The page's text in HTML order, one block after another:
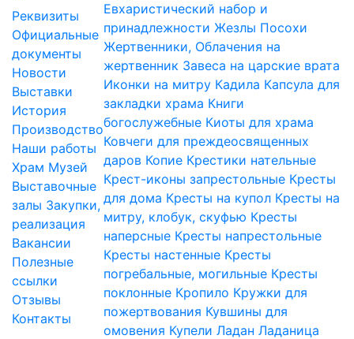
Реквизиты
Официальные
документы
Новости
Выставки
История
Производство
Наши работы
Храм Музей
Выставочные
залы Закупки,
реализация
Вакансии
Полезные
ссылки
Отзывы
Контакты
Евхаристический набор и
принадлежности Жезлы Посохи
Жертвенники, Облачения на
жертвенник Завеса на царские врата
Иконки на митру Кадила Капсула для
закладки храма Книги
богослужебные Киоты для храма
Ковчеги для преждеосвященных
даров Копие Крестики нательные
Крест-иконы запрестольные Кресты
для дома Кресты на купол Кресты на
митру, клобук, скуфью Кресты
наперсные Кресты напрестольные
Кресты настенные Кресты
погребальные, могильные Кресты
поклонные Кропило Кружки для
пожертвования Кувшины для
омовения Купели Ладан Ладаница